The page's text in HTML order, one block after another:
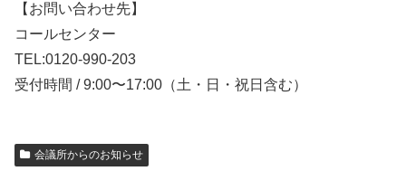
【お問い合わせ先】
コールセンター
TEL:0120-990-203
受付時間 / 9:00〜17:00（土・日・祝日含む）
会議所からのお知らせ